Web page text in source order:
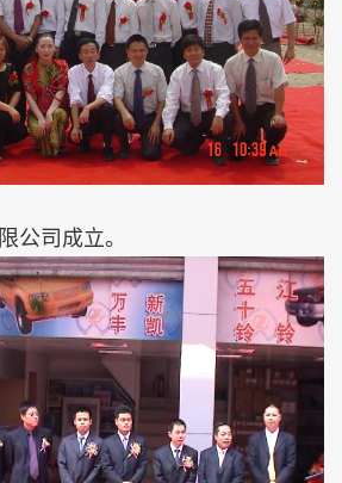
公司成立。